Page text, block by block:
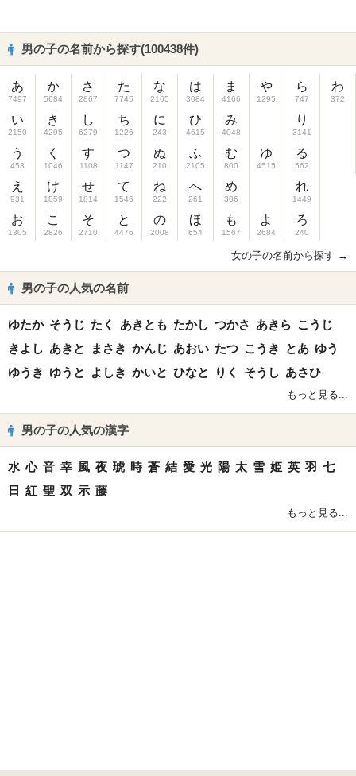
男の子の名前から探す(100438件)
あ
7497
い
2150
う
453
え
931
お
1305
か
5684
き
4295
く
1046
け
1859
こ
2826
さ
2867
し
6279
す
1108
せ
1814
そ
2710
た
7745
ち
1226
つ
1147
て
1546
と
4476
な
2165
に
243
ぬ
210
ね
222
の
2008
は
3084
ひ
4615
ふ
2105
へ
261
ほ
654
ま
4166
み
4048
む
800
め
306
も
1567
や
1295
ゆ
4515
よ
2684
ら
747
り
3141
る
562
れ
1449
ろ
240
わ
372
女の子の名前から探す →
男の子の人気の名前
ゆたか そうじ たく あきとも たかし つかさ あきら こうじ
きよし あきと まさき かんじ あおい たつ こうき とあ ゆう
ゆうき ゆうと よしき かいと ひなと りく そうし あさひ
もっと見る...
男の子の人気の漢字
水 心 音 幸 風 夜 琥 時 蒼 結 愛 光 陽 太 雪 姫 英 羽 七
日 紅 聖 双 示 藤
もっと見る...